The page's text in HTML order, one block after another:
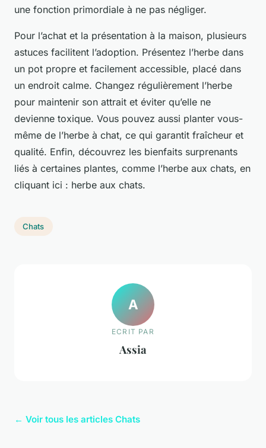
une fonction primordiale à ne pas négliger.
Pour l’achat et la présentation à la maison, plusieurs
astuces facilitent l’adoption. Présentez l’herbe dans
un pot propre et facilement accessible, placé dans
un endroit calme. Changez régulièrement l’herbe
pour maintenir son attrait et éviter qu’elle ne
devienne toxique. Vous pouvez aussi planter vous-
même de l’herbe à chat, ce qui garantit fraîcheur et
qualité. Enfin, découvrez les bienfaits surprenants
liés à certaines plantes, comme l’herbe aux chats, en
cliquant ici : herbe aux chats.
Chats
A
ECRIT PAR
Assia
← Voir tous les articles Chats